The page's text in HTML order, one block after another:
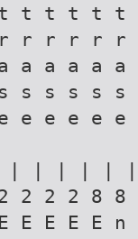
t t t t t t
r r r r r
a a a a
s s s s s
e e e e e
| | | | | |
2 2 2 8
E E E E